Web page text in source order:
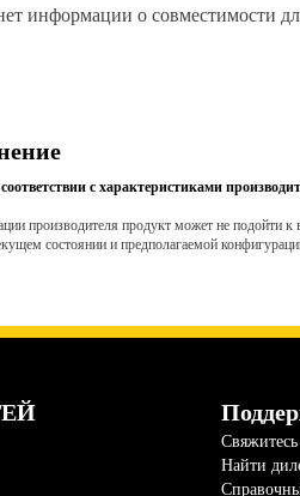
информации о совместимости
с характеристиками
производителя продукт может не подойти
состоянии и предполагаемой
Найти